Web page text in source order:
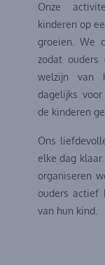
Onze
kinderen op
groeien. We
zodat
welzijn van
dagelijks
de kinderen
Ons
elke dag
organiseren
ouders actief
van hun kind.